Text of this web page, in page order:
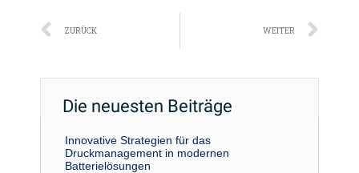
Zurück
ZURÜCK WEITER
Die neuesten Beiträge
Innovative Strategien für das
Druckmanagement in modernen
Batterielösungen